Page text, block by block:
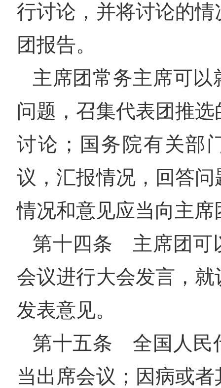
行讨论，并将讨论的
团报告。
主席团常务主席可以
问题，召集代表团推
讨论；国务院有关部
议，汇报情况，回答
情况和意见应当向主席
第十四条 主席团可
会议进行大会发言，
发表意见。
第十五条 全国人民
当出席会议；因病或